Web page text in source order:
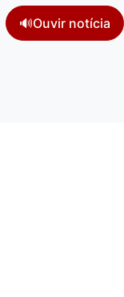
🔊Ouvir notícia